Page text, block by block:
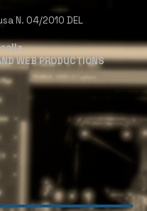
N. 04/2010 DEL
WEB PRODUCTIONS